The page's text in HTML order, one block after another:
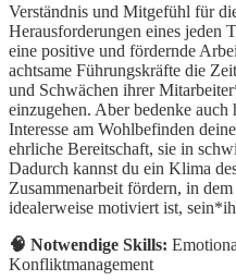
Verständnis und Mitgefühl für
Herausforderungen eines jeden
eine positive und fördernde
achtsame Führungskräfte die
und Schwächen ihrer
einzugehen. Aber bedenke auch
Interesse am Wohlbefinden
ehrliche Bereitschaft, sie in
Dadurch kannst du ein Klima
Zusammenarbeit fördern, in
idealerweise motiviert ist,
🧠 Notwendige Skills:
Konfliktmanagement